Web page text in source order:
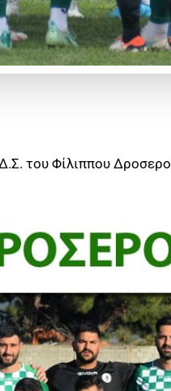
του Φίλιππου